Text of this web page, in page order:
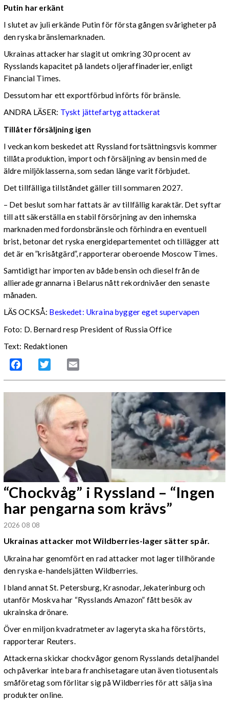
Putin har erkänt
I slutet av juli erkände Putin för första gången svårigheter på
den ryska bränslemarknaden.
Ukrainas attacker har slagit ut omkring 30 procent av
Rysslands kapacitet på landets oljeraffinaderier, enligt
Financial Times.
Dessutom har ett exportförbud införts för bränsle.
ANDRA LÄSER: Tyskt jättefartyg attackerat
Tillåter försäljning igen
I veckan kom beskedet att Ryssland fortsättningsvis kommer
tillåta produktion, import och försäljning av bensin med de
äldre miljöklasserna, som sedan länge varit förbjudet.
Det tillfälliga tillståndet gäller till sommaren 2027.
– Det beslut som har fattats är av tillfällig karaktär. Det syftar
till att säkerställa en stabil försörjning av den inhemska
marknaden med fordonsbränsle och förhindra en eventuell
brist, betonar det ryska energidepartementet och tillägger att
det är en ”krisåtgärd”, rapporterar oberoende Moscow Times.
Samtidigt har importen av både bensin och diesel från de
allierade grannarna i Belarus nått rekordnivåer den senaste
månaden.
LÄS OCKSÅ: Beskedet: Ukraina bygger eget supervapen
Foto: D. Bernard resp President of Russia Office
Text: Redaktionen
Facebook Twitter
“Chockvåg” i Ryssland – “Ingen
har pengarna som krävs”
2026 08 08
Ukrainas attacker mot Wildberries-lager sätter spår.
Ukraina har genomfört en rad attacker mot lager tillhörande
den ryska e-handelsjätten Wildberries.
I bland annat St. Petersburg, Krasnodar, Jekaterinburg och
utanför Moskva har “Rysslands Amazon” fått besök av
ukrainska drönare.
Över en miljon kvadratmeter av lageryta ska ha förstörts,
rapporterar Reuters.
Attackerna skickar chockvågor genom Rysslands detaljhandel
och påverkar inte bara franchisetagare utan även tiotusentals
småföretag som förlitar sig på Wildberries för att sälja sina
produkter online.